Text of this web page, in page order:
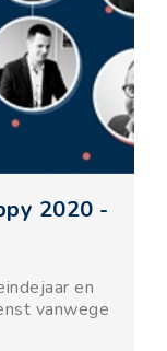
2020 -
en
vanwege